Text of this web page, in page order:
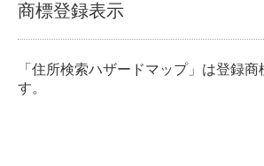
商標登録表示
「住所検索ハザードマップ」は登録
す。